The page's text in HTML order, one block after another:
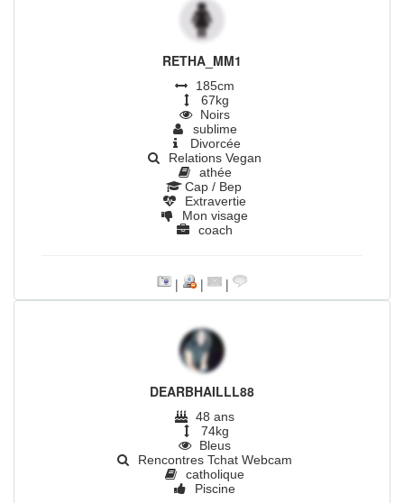
RETHA_MM1
185cm
67kg
Noirs
sublime
Divorcée
Relations Vegan
athée
Cap / Bep
Extravertie
Mon visage
coach
| | |
DEARBHAILLL88
48 ans
74kg
Bleus
Rencontres Tchat Webcam
catholique
Piscine